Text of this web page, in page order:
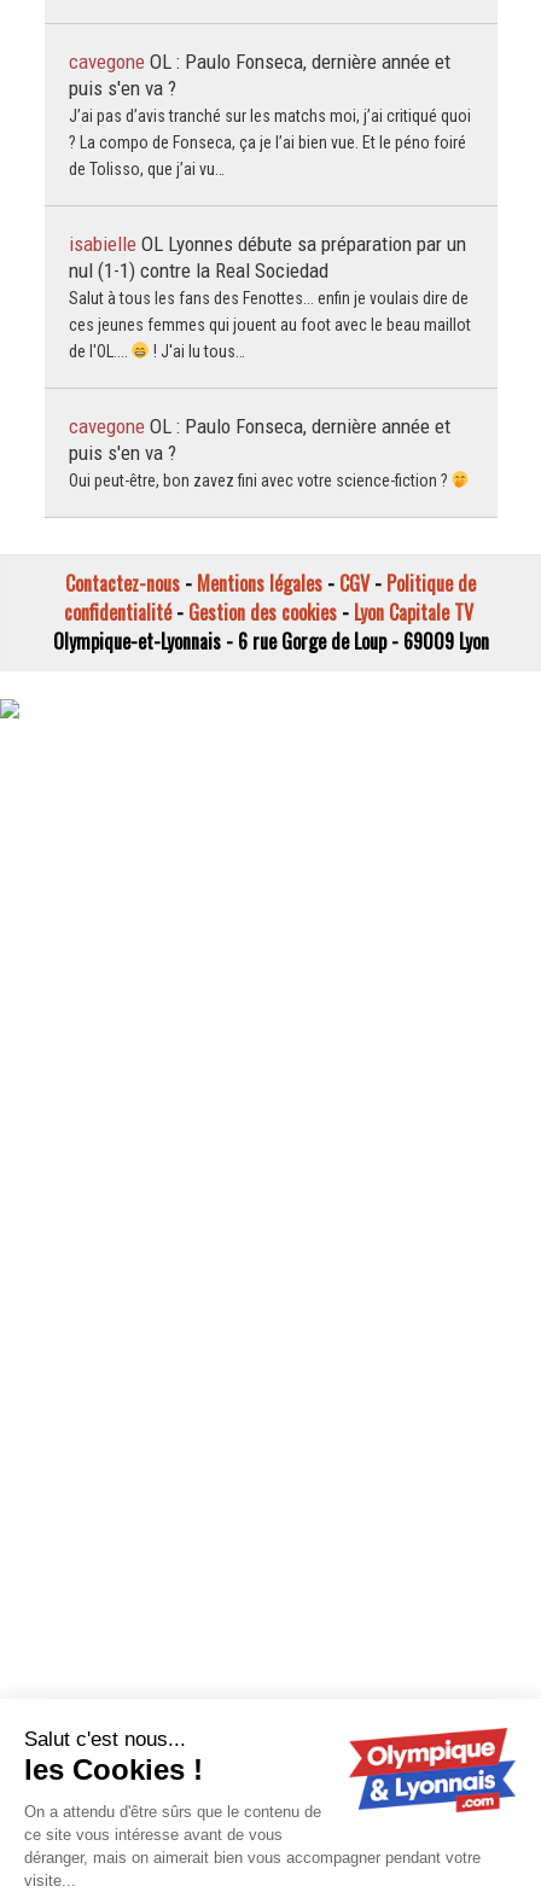
cavegone OL : Paulo Fonseca, dernière année et
puis s'en va ?
J’ai pas d’avis tranché sur les matchs moi, j’ai critiqué quoi
? La compo de Fonseca, ça je l’ai bien vue. Et le péno foiré
de Tolisso, que j’ai vu…
isabielle OL Lyonnes débute sa préparation par un
nul (1-1) contre la Real Sociedad
Salut à tous les fans des Fenottes... enfin je voulais dire de
ces jeunes femmes qui jouent au foot avec le beau maillot
de l'OL....
! J'ai lu tous…
cavegone OL : Paulo Fonseca, dernière année et
puis s'en va ?
Oui peut-être, bon zavez fini avec votre science-fiction ?
Contactez-nous - Mentions légales - CGV- Politique de
confidentialité- Gestion des cookies- Lyon Capitale TV
Olympique-et-Lyonnais - 6 rue Gorge de Loup - 69009 Lyon